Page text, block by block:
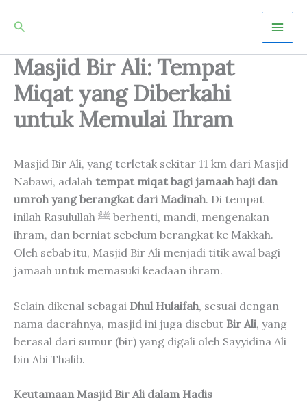
Search
Masjid Bir Ali: Tempat
Miqat yang Diberkahi
untuk Memulai Ihram
Masjid Bir Ali, yang terletak sekitar 11 km dari Masjid
Nabawi, adalah tempat miqat bagi jamaah haji dan
umroh yang berangkat dari Madinah. Di tempat
inilah Rasulullah ﷺ berhenti, mandi, mengenakan
ihram, dan berniat sebelum berangkat ke Makkah.
Oleh sebab itu, Masjid Bir Ali menjadi titik awal bagi
jamaah untuk memasuki keadaan ihram.
Selain dikenal sebagai Dhul Hulaifah, sesuai dengan
nama daerahnya, masjid ini juga disebut Bir Ali, yang
berasal dari sumur (bir) yang digali oleh Sayyidina Ali
bin Abi Thalib.
Keutamaan Masjid Bir Ali dalam Hadis